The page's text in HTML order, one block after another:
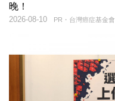
晚！
PR・台灣癌症基金會
2026-08-10